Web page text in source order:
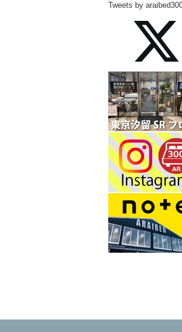
Tweets by